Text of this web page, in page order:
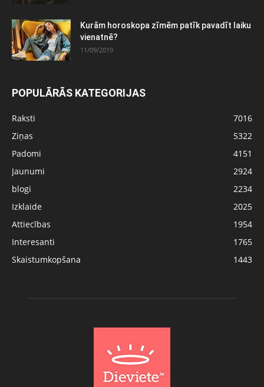
Kurām horoskopa zīmēm patīk pavadīt laiku
vienatnē?
11/09/2019
POPULĀRĀS KATEGORIJAS
Raksti
7016
Ziņas
5322
Padomi
4151
Jaunumi
2924
blogi
2234
Izklaide
2025
Attiecības
1954
Interesanti
1765
Skaistumkopšana
1443